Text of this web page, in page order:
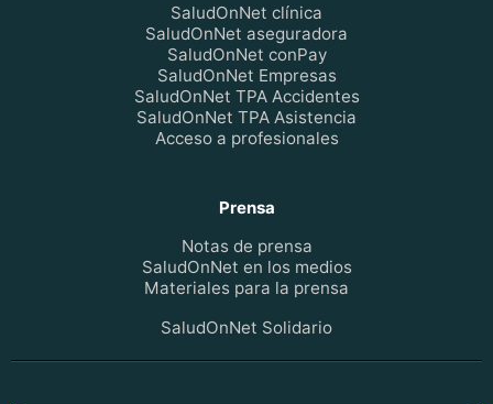
SaludOnNet clínica
SaludOnNet aseguradora
SaludOnNet conPay
SaludOnNet Empresas
SaludOnNet TPA Accidentes
SaludOnNet TPA Asistencia
Acceso a profesionales
Prensa
Notas de prensa
SaludOnNet en los medios
Materiales para la prensa
SaludOnNet Solidario